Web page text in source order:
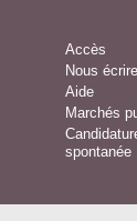
Accès
Nous écrire
Aide
Marchés
spontanée